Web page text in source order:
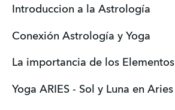
Introduccion a la Astrología
Conexión Astrología y Yoga
La importancia de los Elementos
Yoga ARIES - Sol y Luna en Aries